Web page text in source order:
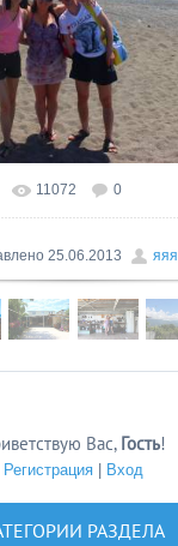
размере 1600x1066
11072 0
25.06.2013 яяя
Вас, Гость!
Регистрация| Вход
РАЗДЕЛА